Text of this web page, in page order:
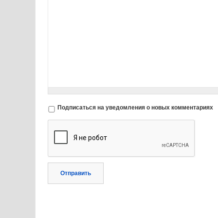
Подписаться на уведомления о новых комментариях
Отправить